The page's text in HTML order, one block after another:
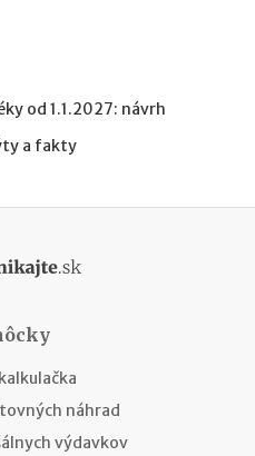
od 1.1.2027: návrh
a fakty
náhrad
výdavkov